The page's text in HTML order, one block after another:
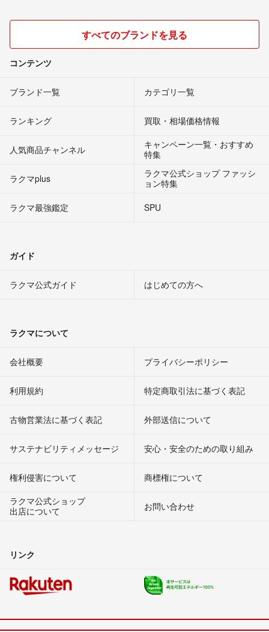
すべてのブランドを見る
コンテンツ
ブランド一覧 カテゴリ一覧
ランキング 買取・相場価格情報
人気商品チャンネル
キャンペーン一覧・おすすめ
特集
ラクマplus
ラクマ公式ショップ ファッシ
ョン特集
ラクマ最強鑑定
SPU
ガイド
ラクマ公式ガイド はじめての方へ
ラクマについて
会社概要 プライバシーポリシー
利用規約 特定商取引法に基づく表記
古物営業法に基づく表記 外部送信について
サステナビリティメッセージ 安心・安全のための取り組み
権利侵害について
商標権について
ラクマ公式ショップ
出店について
お問い合わせ
リンク